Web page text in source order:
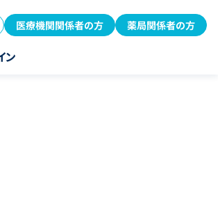
医療機関関係者の方 薬局関係者の方
ン